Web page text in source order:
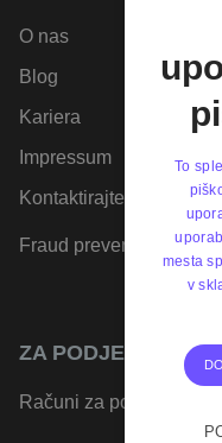
O nas
Blog
Kariera
Impressum
Kontaktirajte nas
Fraud prevention
ZA PODJETJA
Računi za podjetja
To
mesta
v